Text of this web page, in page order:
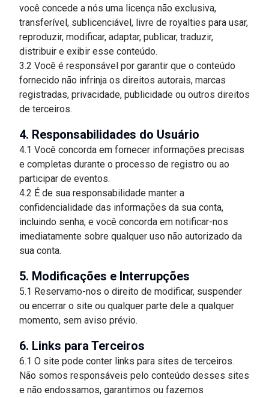
você concede a nós uma licença não exclusiva,
transferível, sublicenciável, livre de royalties para usar,
reproduzir, modificar, adaptar, publicar, traduzir,
distribuir e exibir esse conteúdo.
3.2 Você é responsável por garantir que o conteúdo
fornecido não infrinja os direitos autorais, marcas
registradas, privacidade, publicidade ou outros direitos
de terceiros.
4. Responsabilidades do Usuário
4.1 Você concorda em fornecer informações precisas
e completas durante o processo de registro ou ao
participar de eventos.
4.2 É de sua responsabilidade manter a
confidencialidade das informações da sua conta,
incluindo senha, e você concorda em notificar-nos
imediatamente sobre qualquer uso não autorizado da
sua conta.
5. Modificações e Interrupções
5.1 Reservamo-nos o direito de modificar, suspender
ou encerrar o site ou qualquer parte dele a qualquer
momento, sem aviso prévio.
6. Links para Terceiros
6.1 O site pode conter links para sites de terceiros.
Não somos responsáveis pelo conteúdo desses sites
e não endossamos, garantimos ou fazemos